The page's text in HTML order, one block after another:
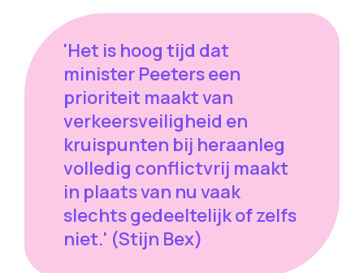
'Het is hoog tijd dat
minister Peeters een
prioriteit maakt van
verkeersveiligheid en
kruispunten bij heraanleg
volledig conflictvrij maakt
in plaats van nu vaak
slechts gedeeltelijk of zelfs
niet.' (Stijn Bex)